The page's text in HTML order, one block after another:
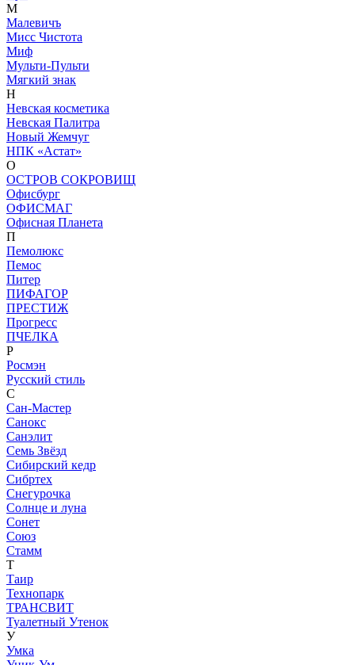
М
Малевичъ
Мисс Чистота
Миф
Мульти-Пульти
Мягкий знак
Н
Невская косметика
Невская Палитра
Новый Жемчуг
НПК «Астат»
О
ОСТРОВ СОКРОВИЩ
Офисбург
ОФИСМАГ
Офисная Планета
П
Пемолюкс
Пемос
Питер
ПИФАГОР
ПРЕСТИЖ
Прогресс
ПЧЕЛКА
Р
Росмэн
Русский стиль
С
Сан-Мастер
Санокс
Санэлит
Семь Звёзд
Сибирский кедр
Сибртех
Снегурочка
Солнце и луна
Сонет
Союз
Стамм
Т
Таир
Технопарк
ТРАНСВИТ
Туалетный Утенок
У
Умка